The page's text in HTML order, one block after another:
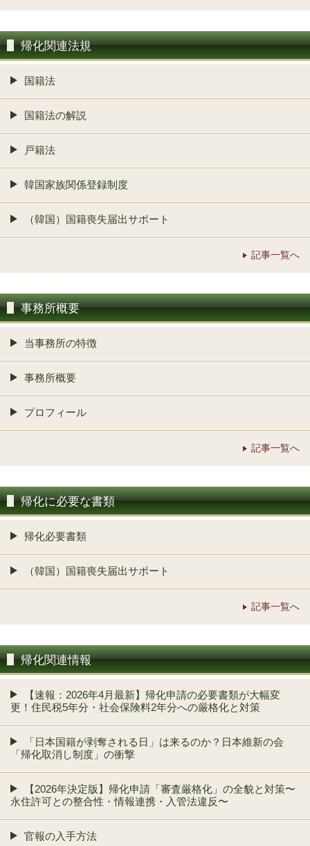
帰化関連法規
国籍法
国籍法の解説
戸籍法
韓国家族関係登録制度
（韓国）国籍喪失届出サポート
記事一覧へ
事務所概要
当事務所の特徴
事務所概要
プロフィール
記事一覧へ
帰化に必要な書類
帰化必要書類
（韓国）国籍喪失届出サポート
記事一覧へ
帰化関連情報
【速報：2026年4月最新】帰化申請の必要書類が大幅変
更！住民税5年分・社会保険料2年分への厳格化と対策
「日本国籍が剥奪される日」は来るのか？日本維新の会
「帰化取消し制度」の衝撃
【2026年決定版】帰化申請「審査厳格化」の全貌と対策〜
永住許可との整合性・情報連携・入管法違反〜
官報の入手方法